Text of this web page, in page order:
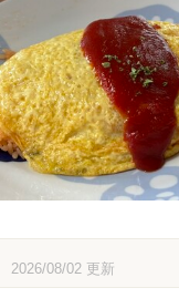
2026/08/02 更新